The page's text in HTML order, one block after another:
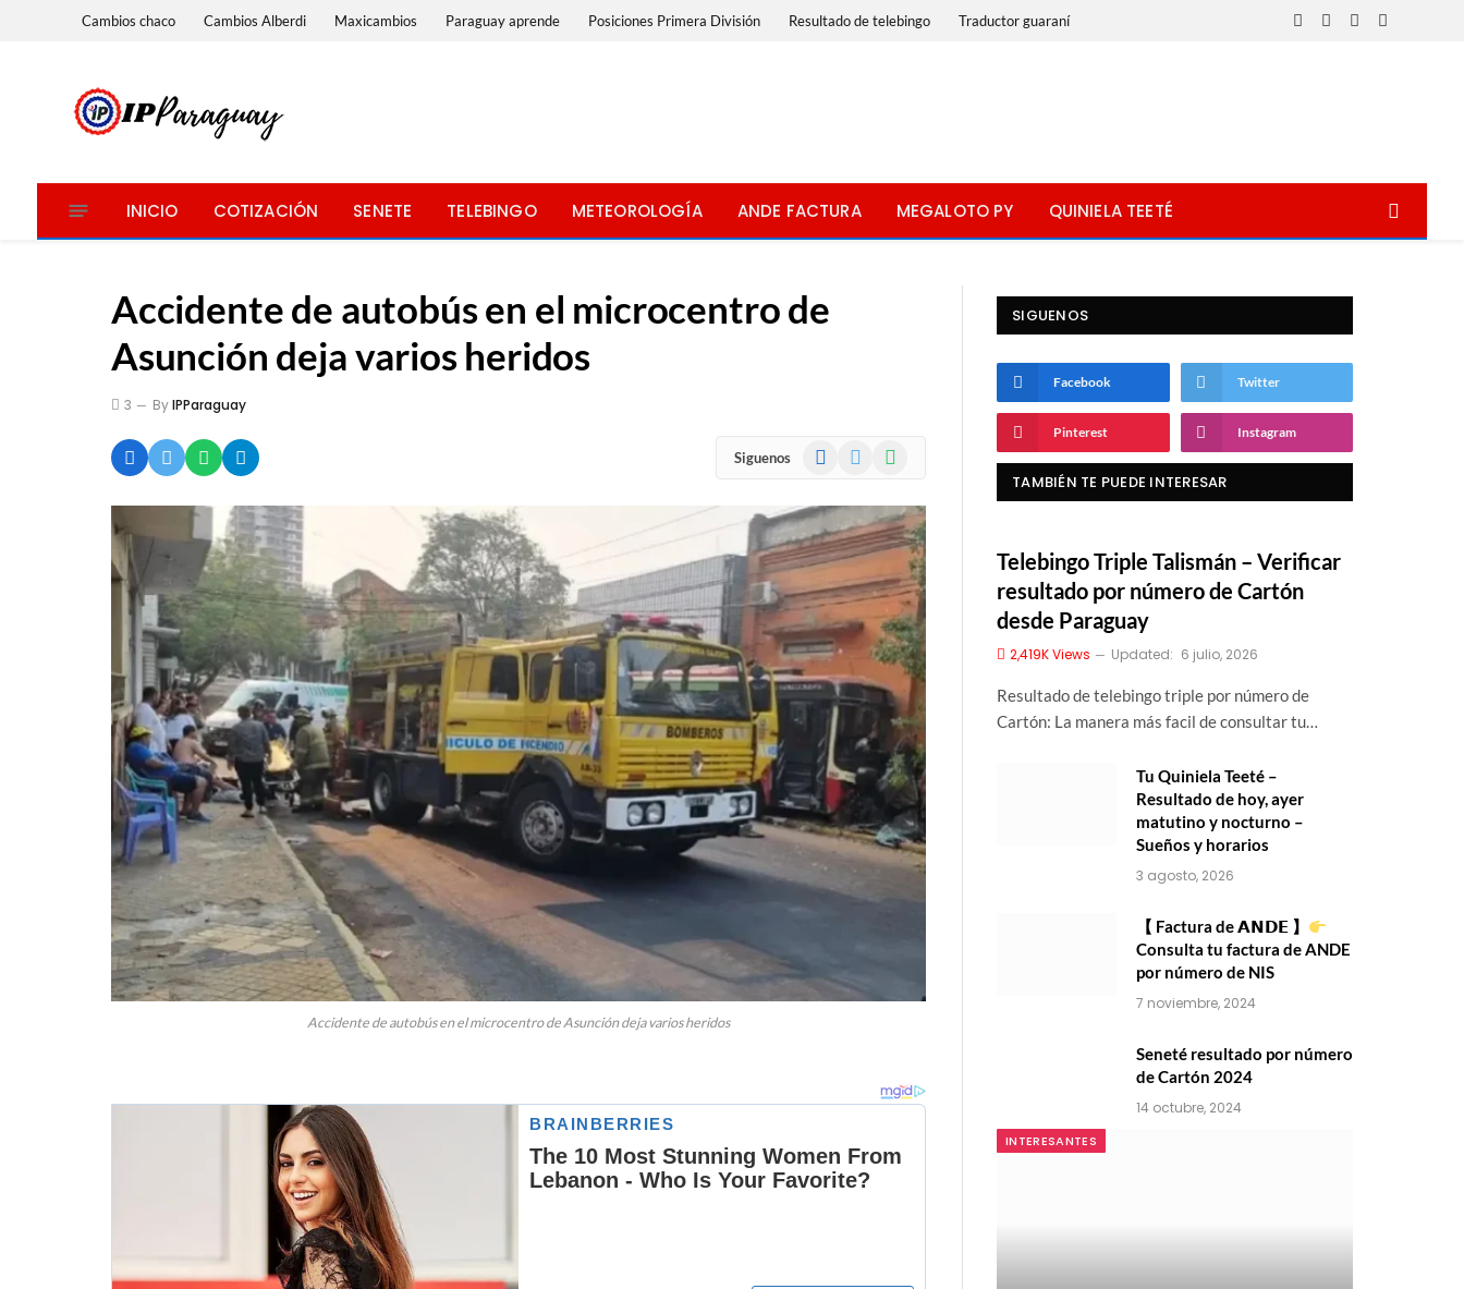
Cambios chaco Cambios Alberdi Maxicambios Paraguay aprende Posiciones Primera División Resultado de telebingo Traductor guaraní
Facebook
X
InstagramWhatsApp
INICIO COTIZACIÓN SENETE TELEBINGO METEOROLOGÍA ANDE FACTURA MEGALOTO PY QUINIELA TEETÉ
Accidente de autobús en el microcentro de
Asunción deja varios heridos
3 ByIPParaguay
Siguenos Facebook WhatsApp
Accidente de autobús en el microcentro de Asunción deja varios heridos
SIGUENOS
Facebook Twitter
Pinterest Instagram
TAMBIÉN TE PUEDE INTERESAR
Telebingo Triple Talismán – Verificar
resultado por número de Cartón
desde Paraguay
2,419KViews Updated: 6 julio, 2026
Resultado de telebingo triple por número de
Cartón: La manera más facil de consultar tu…
Tu Quiniela Teeté –
Resultado de hoy, ayer
matutino y nocturno –
Sueños y horarios
3 agosto, 2026
【 Factura de 𝗔𝗡𝗗𝗘 】
Consulta tu factura de ANDE
por número de NIS
7 noviembre, 2024
Seneté resultado por número
de Cartón 2024
14 octubre, 2024
INTERESANTES